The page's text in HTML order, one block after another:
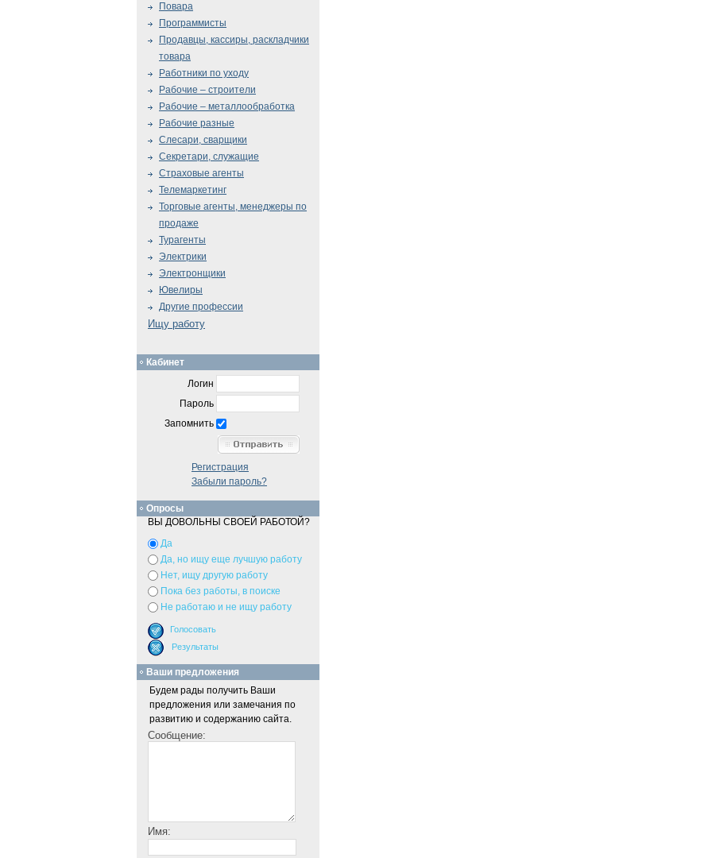
Повара
Программисты
Продавцы, кассиры, раскладчики
товара
Работники по уходу
Рабочие – строители
Рабочие – металлообработка
Рабочие разные
Слесари, сварщики
Секретари, служащие
Страховые агенты
Телемаркетинг
Торговые агенты, менеджеры по
продаже
Турагенты
Электрики
Электронщики
Ювелиры
Другие профессии
Ищу работу
Кабинет
Логин
Пароль
Запомнить
Регистрация
Забыли пароль?
Опросы
ВЫ ДОВОЛЬНЫ СВОЕЙ РАБОТОЙ?
Да
Да, но ищу еще лучшую работу
Нет, ищу другую работу
Пока без работы, в поиске
Не работаю и не ищу работу
Ваши предложения
Будем рады получить Ваши
предложения или замечания по
развитию и содержанию сайта.
Сообщение:
Имя: